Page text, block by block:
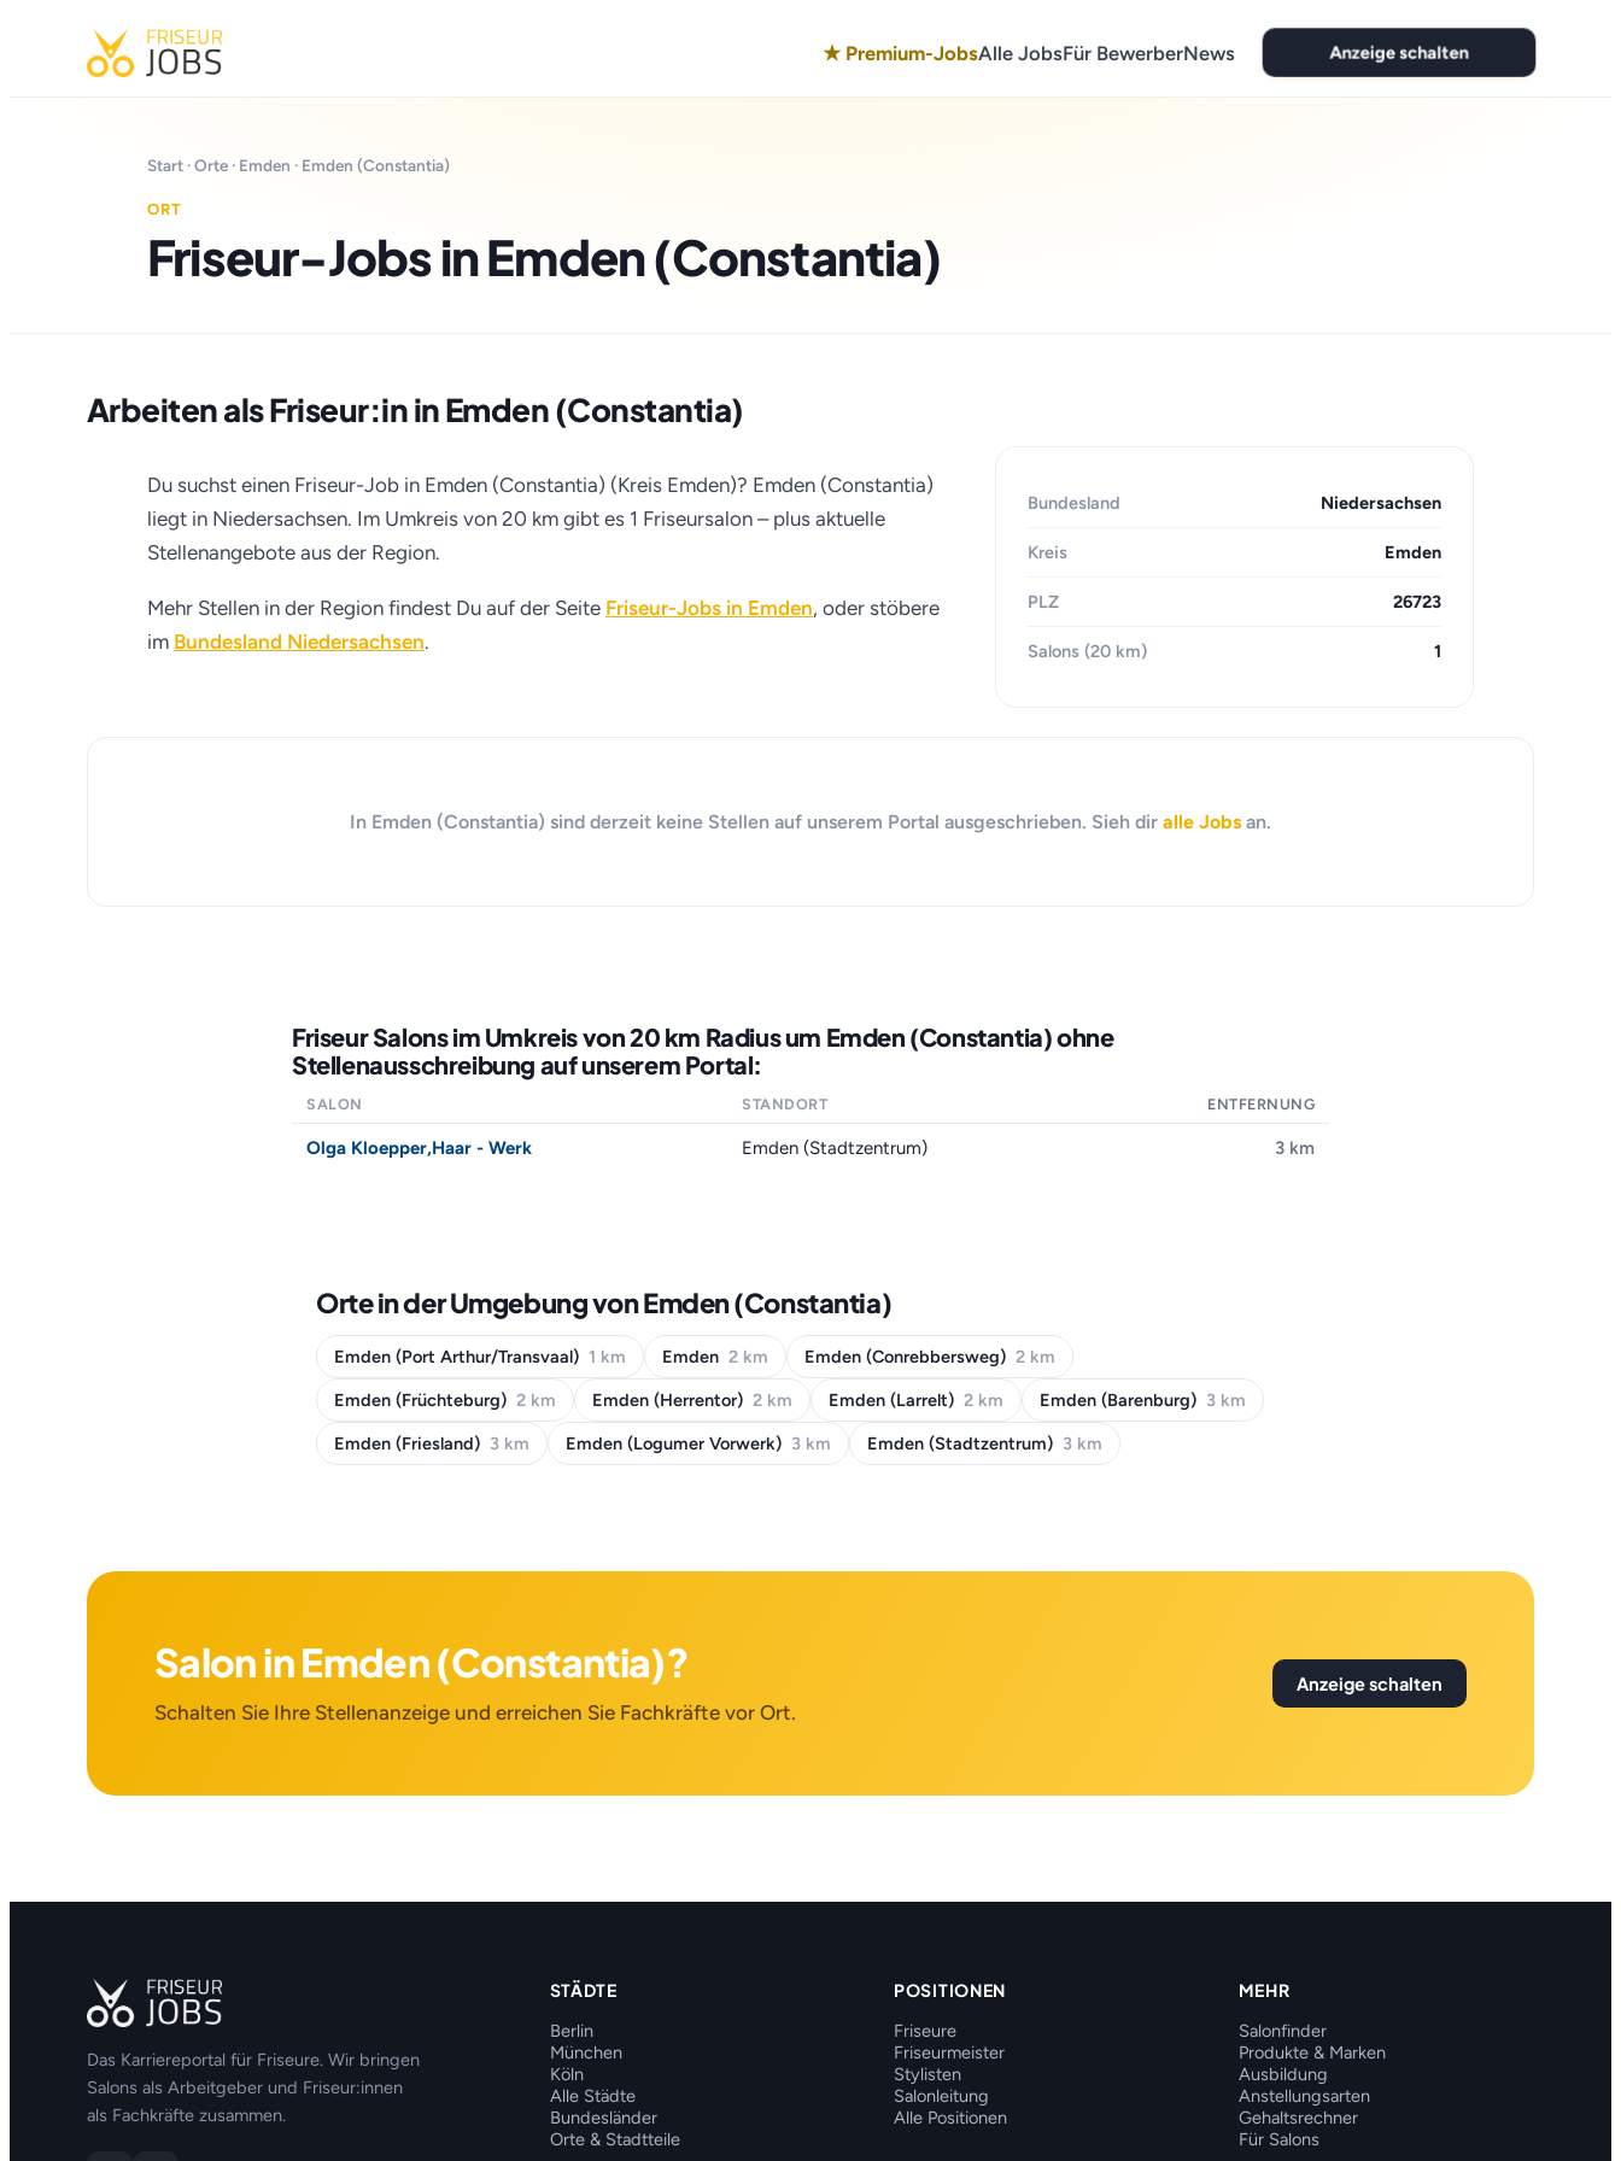
★ Premium-JobsAlle JobsFür BewerberNews Anzeige schalten
Start ·Orte · Emden · Emden (Constantia)
ORT
Friseur-Jobs in Emden (Constantia)
Arbeiten als Friseur:in in Emden (Constantia)
Du suchst einen Friseur-Job in Emden (Constantia) (Kreis Emden)? Emden (Constantia)
liegt in Niedersachsen. Im Umkreis von 20 km gibt es 1 Friseursalon – plus aktuelle
Stellenangebote aus der Region.
Mehr Stellen in der Region findest Du auf der Seite Friseur-Jobs in Emden, oder stöbere
im Bundesland Niedersachsen.
Bundesland Niedersachsen
Kreis Emden
PLZ 26723
Salons (20 km) 1
In Emden (Constantia) sind derzeit keine Stellen auf unserem Portal ausgeschrieben. Sieh dir alle Jobs an.
Friseur Salons im Umkreis von 20 km Radius um Emden (Constantia) ohne
Stellenausschreibung auf unserem Portal:
SALON STANDORT ENTFERNUNG
Olga Kloepper,Haar - Werk Emden (Stadtzentrum) 3 km
Orte in der Umgebung von Emden (Constantia)
Emden (Port Arthur/Transvaal) 1 km Emden 2 km Emden (Conrebbersweg) 2 km
Emden (Früchteburg) 2 km Emden (Herrentor) 2 km Emden (Larrelt) 2 km Emden (Barenburg) 3 km
Emden (Friesland) 3 km Emden (Logumer Vorwerk) 3 km Emden (Stadtzentrum) 3 km
Salon in Emden (Constantia)?
Schalten Sie Ihre Stellenanzeige und erreichen Sie Fachkräfte vor Ort.
Anzeige schalten
Das Karriereportal für Friseure. Wir bringen
Salons als Arbeitgeber und Friseur:innen
als Fachkräfte zusammen.
STÄDTE
Berlin
München
Köln
Alle Städte
Bundesländer
Orte & Stadtteile
POSITIONEN
Friseure
Friseurmeister
Stylisten
Salonleitung
Alle Positionen
MEHR
Salonfinder
Produkte & Marken
Ausbildung
Anstellungsarten
Gehaltsrechner
Für Salons